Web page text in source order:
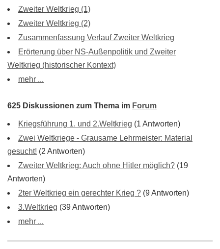
Zweiter Weltkrieg (1)
Zweiter Weltkrieg (2)
Zusammenfassung Verlauf Zweiter Weltkrieg
Erörterung über NS-Außenpolitik und Zweiter
Weltkrieg (historischer Kontext)
mehr ...
625 Diskussionen zum Thema im Forum
Kriegsführung 1. und 2.Weltkrieg (1 Antworten)
Zwei Weltkriege - Grausame Lehrmeister: Material
gesucht! (2 Antworten)
Zweiter Weltkrieg: Auch ohne Hitler möglich? (19
Antworten)
2ter Weltkrieg ein gerechter Krieg ? (9 Antworten)
3.Weltkrieg (39 Antworten)
mehr ...